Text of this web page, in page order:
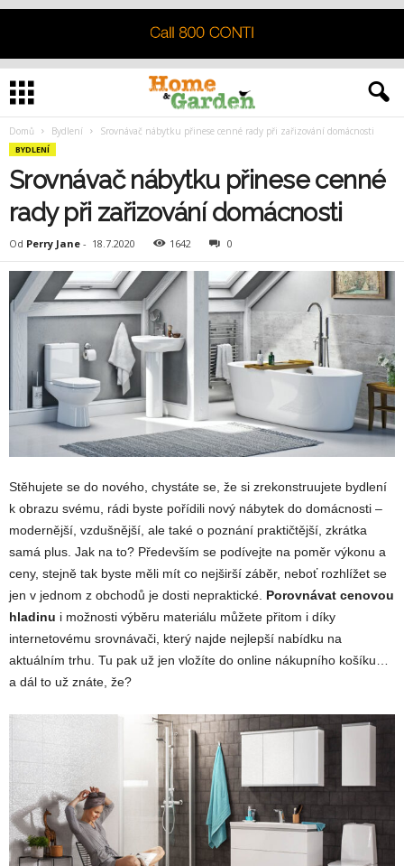
Domů Bydlení Srovnávač nábytku přinese cenné rady při zařizování domácnosti
BYDLENÍ
Srovnávač nábytku přinese cenné
rady při zařizování domácnosti
Od Perry Jane - 18.7.2020 1642 0
Stěhujete se do nového, chystáte se, že si zrekonstruujete bydlení
k obrazu svému, rádi byste pořídili nový nábytek do domácnosti –
modernější, vzdušnější, ale také o poznání praktičtější, zkrátka
samá plus. Jak na to? Především se podívejte na poměr výkonu a
ceny, stejně tak byste měli mít co nejširší záběr, neboť rozhlížet se
jen v jednom z obchodů je dosti nepraktické. Porovnávat cenovou
hladinu i možnosti výběru materiálu můžete přitom i díky
internetovému srovnávači, který najde nejlepší nabídku na
aktuálním trhu. Tu pak už jen vložíte do online nákupního košíku…
a dál to už znáte, že?